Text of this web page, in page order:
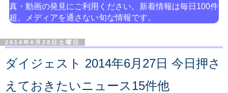
真・動画の発見にご利用ください。新着情報は毎日100件
超。メディアを通さない旬な情報です。
2014年6月28日土曜日
ダイジェスト 2014年6月27日 今日押さ
えておきたいニュース15件他